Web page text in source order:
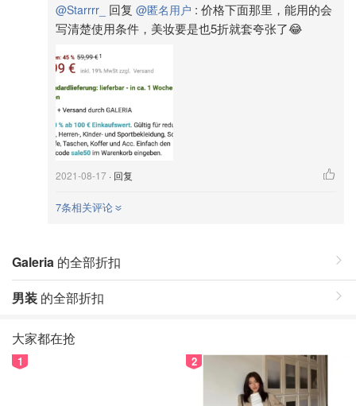
@Starrrr_ 回复 @匿名用户 : 价格下面那里，能用的会
写清楚使用条件，美妆要是也5折就套夸张了😂
2021-08-17 · 回复
7条相关评论
Galeria 的全部折扣
男装 的全部折扣
大家都在抢
1 2